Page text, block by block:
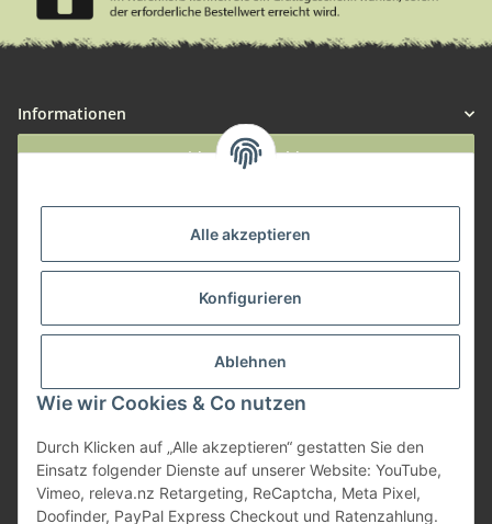
Alle akzeptieren
Konfigurieren
Ablehnen
Wie wir Cookies & Co nutzen
Durch Klicken auf „Alle akzeptieren“ gestatten Sie den
Einsatz folgender Dienste auf unserer Website: YouTube,
Vimeo, releva.nz Retargeting, ReCaptcha, Meta Pixel,
Doofinder, PayPal Express Checkout und Ratenzahlung.
Informationen
Widerruf anmelden
Herstellerinformationen